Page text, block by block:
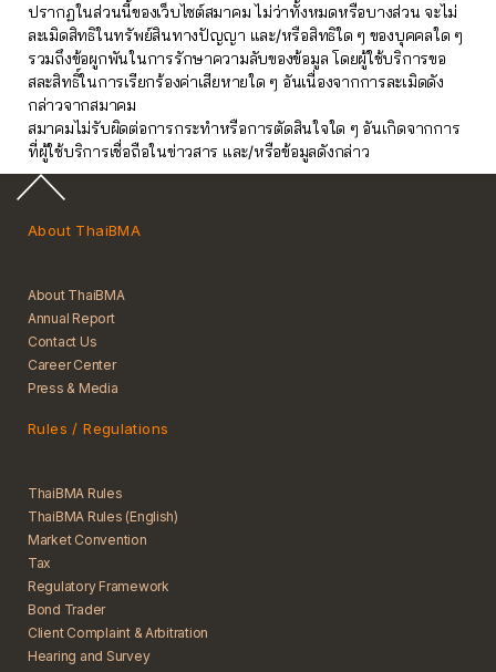
ปรากฏในส่วนนี้ของเว็บไซต์สมาคม ไม่ว่าทั้งหมดหรือบางส่วน จะไม่
ละเมิดสิทธิในทรัพย์สินทางปัญญา และ/หรือสิทธิใด ๆ ของบุคคลใด ๆ
รวมถึงข้อผูกพันในการรักษาความลับของข้อมูล โดยผู้ใช้บริการขอ
สละสิทธิ์ในการเรียกร้องค่าเสียหายใด ๆ อันเนื่องจากการละเมิดดัง
กล่าวจากสมาคม
สมาคมไม่รับผิดต่อการกระทำหรือการตัดสินใจใด ๆ อันเกิดจากการ
ที่ผู้ใช้บริการเชื่อถือในข่าวสาร และ/หรือข้อมูลดังกล่าว
About ThaiBMA
About ThaiBMA
Annual Report
Contact Us
Career Center
Press & Media
Rules / Regulations
ThaiBMA Rules
ThaiBMA Rules (English)
Market Convention
Tax
Regulatory Framework
Bond Trader
Client Complaint & Arbitration
Hearing and Survey